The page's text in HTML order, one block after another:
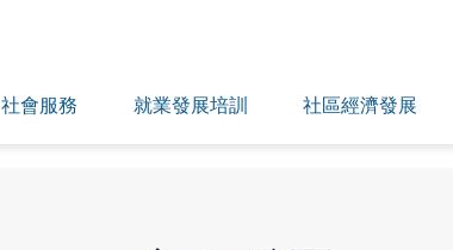
社會服務 就業發展培訓 社區經濟發展